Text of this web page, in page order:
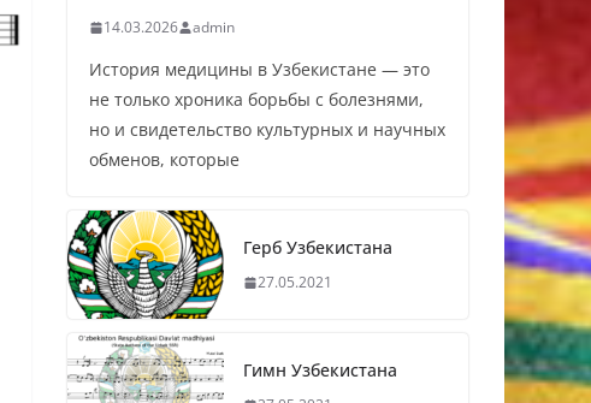
14.03.2026 admin
История медицины в Узбекистане — это
не только хроника борьбы с болезнями,
но и свидетельство культурных и научных
обменов, которые
Герб Узбекистана
27.05.2021
Гимн Узбекистана